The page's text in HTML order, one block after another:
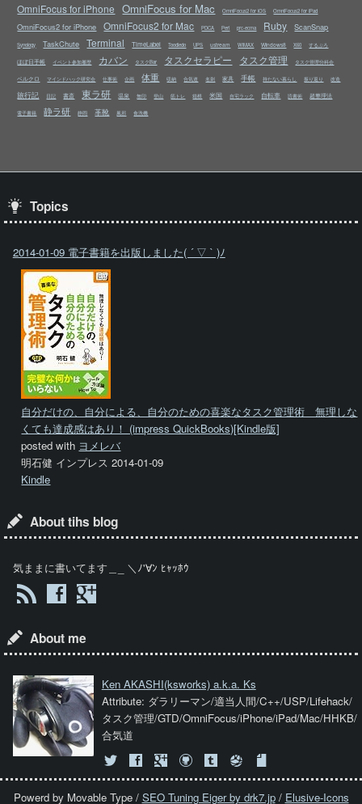
OmniFocus for iPhone OmniFocus for Mac OmniFocus2 for iOS OmniFocus2 for iPad
OmniFocus2 for iPhone OmniFocus2 for Mac PDCA Perl prc-ecma Ruby ScanSnap
Synology TaskChute Terminal TimeLabel Toodledo UPS ustream WiMAX Windows8 X60 するぷろ
ほぼ日手帳 イベント参加履歴 カバン タスクBar タスクセラピー タスク管理 タスク管理分科会
ベルクロ マインドハック研究会 仕事術 企画 体重 収納 合気道 名刺 家具 手帳 持たない暮らし 振り返り 改造
旅行記 日記 書斎 東ラ研 温泉 無印 登山 筋トレ 箱根 米国 自宅ラック 自転車 読書術 超整理法
電子書籍 静ラ研 静岡 革靴 風邪 食洗機
Topics
2014-01-09 電子書籍を出版しました( ´ ▽ ` )ﾉ
自分だけの、自分による、自分のための喜楽なタスク管理術 無理しな
くても達成感はあり！ (impress QuickBooks)[Kindle版]
posted with ヨメレバ
明石健 インプレス 2014-01-09
Kindle
About tihs blog
気ままに書いてます＿_ ＼ﾉ'∀ﾝ ﾋｬｯﾎｳ
About me
Ken AKASHI(ksworks) a.k.a. Ks
Attribute: ダラリーマン/適当人間/C++/USP/Lifehack/
タスク管理/GTD/OmniFocus/iPhone/iPad/Mac/HHKB/
合気道
Powerd by Movable Type / SEO Tuning Eiger by drk7.jp/ Elusive-Icons